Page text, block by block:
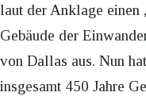
laut der Anklage einen
Gebäude der
von Dallas aus. Nun
insgesamt 450 Jahre